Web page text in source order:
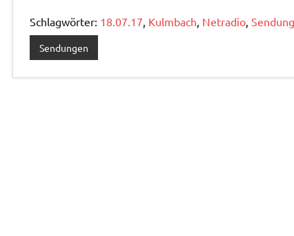
Schlagwörter: 18.07.17, Kulmbach, Netradio,
Sendungen